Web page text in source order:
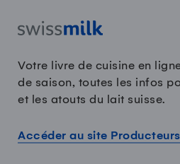
Votre livre de cuisine en
de saison, toutes les infos
et les atouts du lait suisse.
Accéder au site